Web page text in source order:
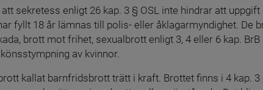
sekretess enligt 26 kap. 3 § OSL inte hindrar att
fyllt 18 år lämnas till polis- eller åklagarmyndighet. De
brott mot frihet, sexualbrott enligt 3, 4 eller 6 kap.
av kvinnor.
kallat barnfridsbrott trätt i kraft. Brottet finns i 4 kap.